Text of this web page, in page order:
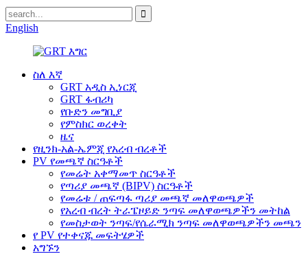
English
ስለ እኛ
GRT አዲስ ኢነርጂ
GRT ፋብሪካ
የቡድን መግቢያ
የምስክር ወረቀት
ዜና
የዚንክ-አል-ኤምጂ የአረብ ብረቶች
PV የመጫኛ ስርዓቶች
የመሬት አቀማመጥ ስርዓቶች
የጣሪያ መጫኛ (BIPV) ስርዓቶች
የመሬቱ / ጠፍጣፋ ጣሪያ መጫኛ መለዋወጫዎች
የአረብ ብረት ትራፔዞይድ ንጣፍ መለዋወጫዎችን መትከል
የመስታወት ንጣፍ/የሴራሚክ ንጣፍ መለዋወጫዎችን መጫን
የ PV የተቀናጁ መፍትሄዎች
አግኙን